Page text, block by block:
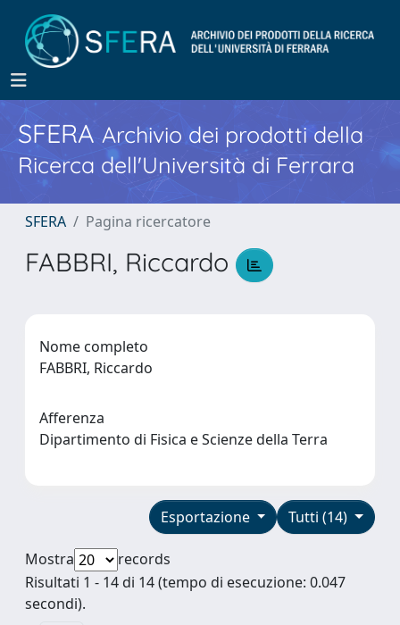
SFERA Archivio dei prodotti della
Ricerca dell'Università di Ferrara
SFERA Pagina ricercatore
FABBRI, Riccardo
Nome completo
FABBRI, Riccardo
Afferenza
Dipartimento di Fisica e Scienze della Terra
Tutti (14)
Esportazione
Mostra
records
Risultati 1 - 14 di 14 (tempo di esecuzione: 0.047
secondi).